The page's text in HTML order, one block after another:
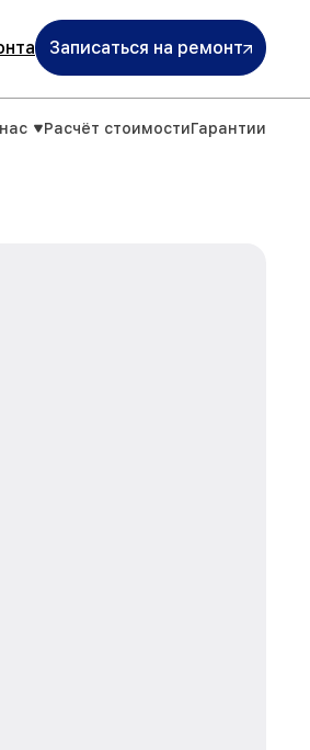
Записаться на ремонт
Расчёт стоимостиГарантии